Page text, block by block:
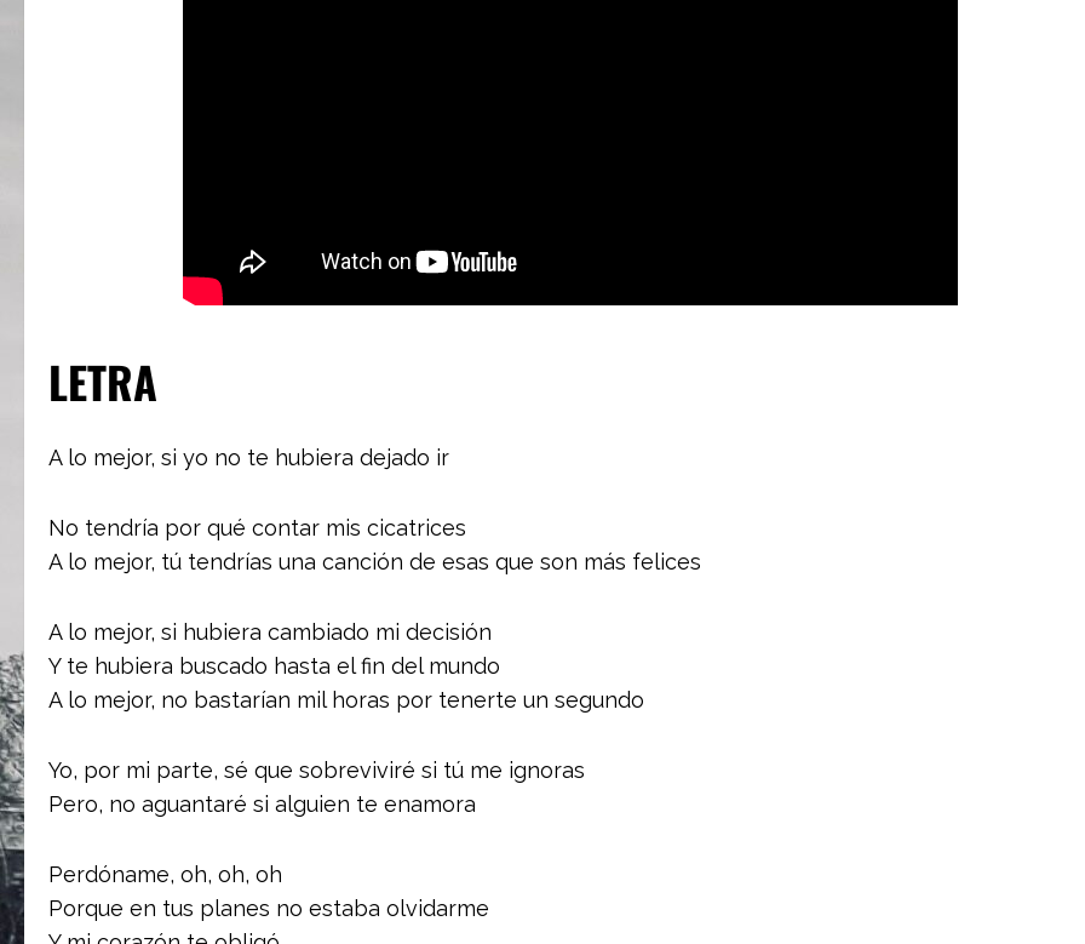
LETRA
A lo mejor, si yo no te hubiera dejado ir
No tendría por qué contar mis cicatrices
A lo mejor, tú tendrías una canción de esas que son más felices
A lo mejor, si hubiera cambiado mi decisión
Y te hubiera buscado hasta el fin del mundo
A lo mejor, no bastarían mil horas por tenerte un segundo
Yo, por mi parte, sé que sobreviviré si tú me ignoras
Pero, no aguantaré si alguien te enamora
Perdóname, oh, oh, oh
Porque en tus planes no estaba olvidarme